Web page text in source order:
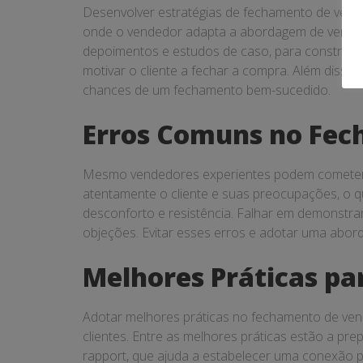
Desenvolver estratégias de fechamento de
onde o vendedor adapta a abordagem de
depoimentos e estudos de caso, para
motivar o cliente a fechar a compra. Além
chances de um fechamento bem-sucedido.
Erros Comuns no
Mesmo vendedores experientes podem
atentamente o cliente e suas preocupações, o
desconforto e resistência. Falhar em
objeções. Evitar esses erros e adotar uma
Melhores Práticas
Adotar melhores práticas no fechamento de
clientes. Entre as melhores práticas estão a
rapport, que ajuda a estabelecer uma conexão